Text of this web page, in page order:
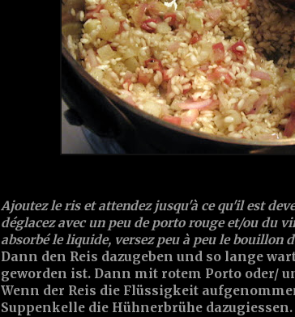
Ajoutez le ris et attendez jusqu'à ce qu'il est
déglacez avec un peu deporto rougeet/ou du
absorbé le liquide, versez peu à peu lebouillon
Dann den Reis dazugeben und so lange
geworden ist. Dann mit rotem Porto oder/
Wenn der Reis die Flüssigkeit
Suppenkelle die Hühnerbrühe dazugiessen.